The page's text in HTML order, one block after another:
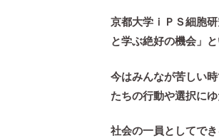
京都大学ｉＰＳ細胞
と学ぶ絶好の機会」
今はみんなが苦しい
たちの行動や選択にゆ
社会の一員としてで